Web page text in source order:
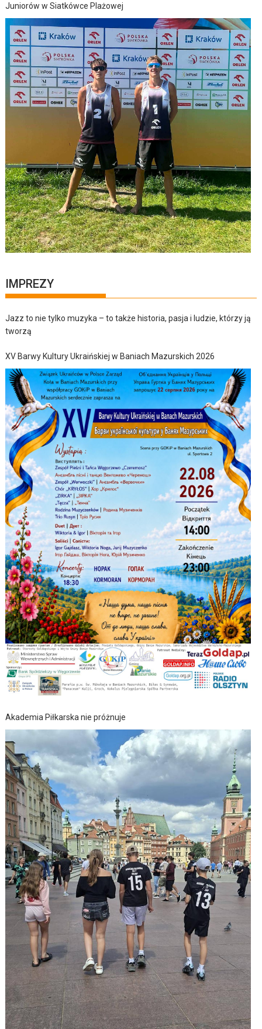
Juniorów w Siatkówce Plażowej
IMPREZY
Jazz to nie tylko muzyka – to także historia, pasja i ludzie, którzy ją
tworzą
XV Barwy Kultury Ukraińskiej w Baniach Mazurskich 2026
Akademia Piłkarska nie próżnuje